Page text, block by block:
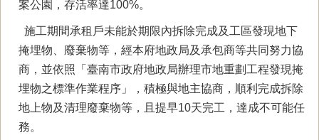
案公園，存活率達100%。
施工期間承租戶未能於期限內拆除完成及工區發現地下
掩埋物、廢棄物等，經本府地政局及承包商等共同努力協
商，並依照「臺南市政府地政局辦理市地重劃工程發現掩
埋物之標準作業程序」，積極與地主協商，順利完成拆除
地上物及清理廢棄物等，且提早10天完工，達成不可能任
務。